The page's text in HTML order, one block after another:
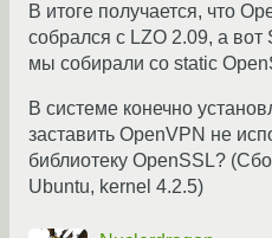
В итоге получается, что
собрался с LZO 2.09, а вот
мы собирали со static
В системе конечно
заставить OpenVPN не
библиотеку OpenSSL?
Ubuntu, kernel 4.2.5)